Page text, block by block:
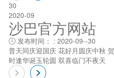
30
2020-09
沙巴官方网站
发布时间： : 2020-09--30
普天同庆迎国庆 花好月圆庆中秋
时逢华诞玉轮圆 双喜临门不夜天